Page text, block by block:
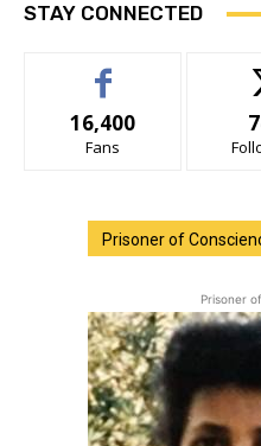
STAY CONNECTED
16,400
Fans
Prisoner of
Prisoner